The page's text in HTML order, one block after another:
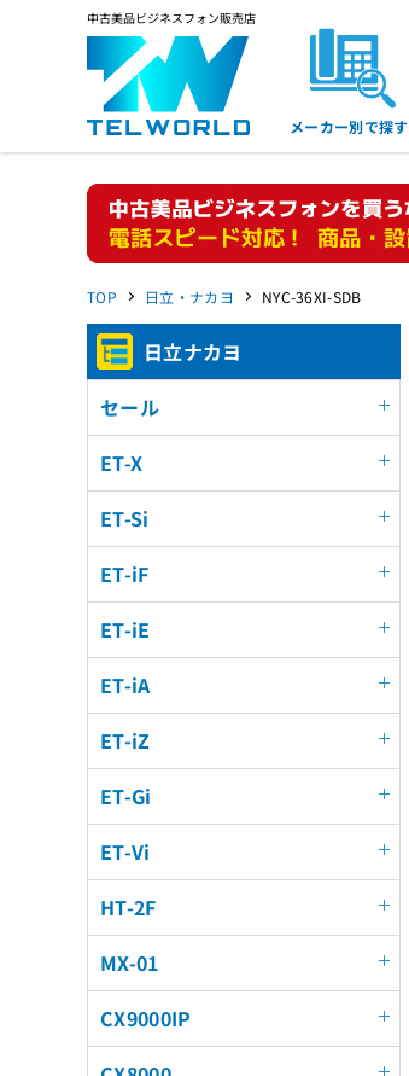
中古美品ビジネスフォン販売店
メーカー別で探す
TOP 日立・ナカヨ NYC-36XI-SDB
日立ナカヨ
セール
ET-X
ET-Si
ET-iF
ET-iE
ET-iA
ET-iZ
ET-Gi
ET-Vi
HT-2F
MX-01
CX9000IP